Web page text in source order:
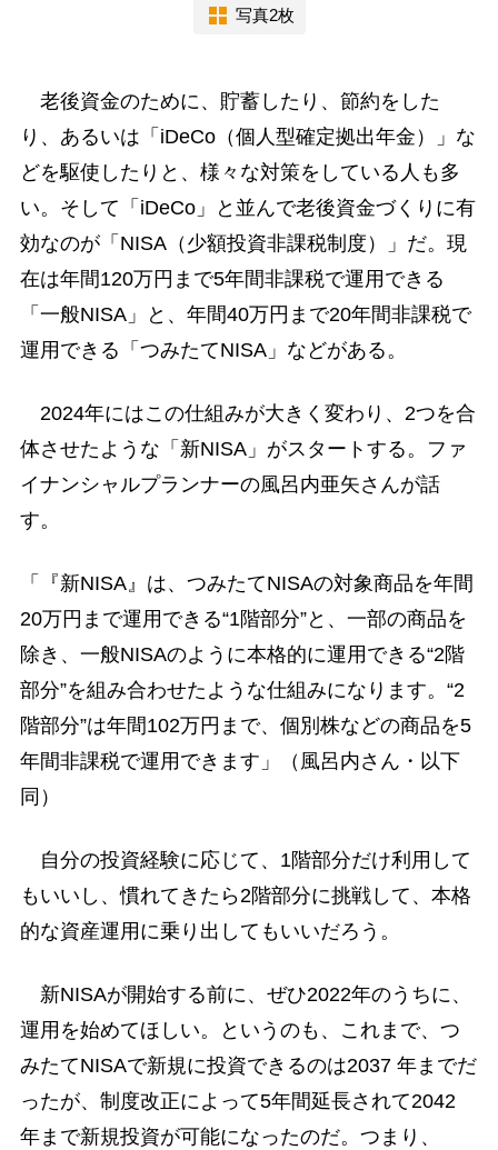
写真2枚
老後資金のために、貯蓄したり、節約をした
り、あるいは「iDeCo（個人型確定拠出年金）」な
どを駆使したりと、様々な対策をしている人も多
い。そして「iDeCo」と並んで老後資金づくりに有
効なのが「NISA（少額投資非課税制度）」だ。現
在は年間120万円まで5年間非課税で運用できる
「一般NISA」と、年間40万円まで20年間非課税で
運用できる「つみたてNISA」などがある。
2024年にはこの仕組みが大きく変わり、2つを合
体させたような「新NISA」がスタートする。ファ
イナンシャルプランナーの風呂内亜矢さんが話
す。
「『新NISA』は、つみたてNISAの対象商品を年間
20万円まで運用できる“1階部分”と、一部の商品を
除き、一般NISAのように本格的に運用できる“2階
部分”を組み合わせたような仕組みになります。“2
階部分”は年間102万円まで、個別株などの商品を5
年間非課税で運用できます」（風呂内さん・以下
同）
自分の投資経験に応じて、1階部分だけ利用して
もいいし、慣れてきたら2階部分に挑戦して、本格
的な資産運用に乗り出してもいいだろう。
新NISAが開始する前に、ぜひ2022年のうちに、
運用を始めてほしい。というのも、これまで、つ
みたてNISAで新規に投資できるのは2037 年までだ
ったが、制度改正によって5年間延長されて2042
年まで新規投資が可能になったのだ。つまり、